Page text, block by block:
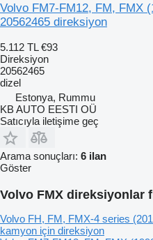
Volvo FM7-FM12, FM, FMX
20562465 direksiyon
5.112 TL €93
Direksiyon
20562465
dizel
Estonya, Rummu
KB AUTO EESTI OÜ
Satıcıyla iletişime geç
Arama sonuçları: 6 ilan
Göster
Volvo FMX direksiyonlar
Volvo FH, FM, FMX-4 series
kamyon için direksiyon